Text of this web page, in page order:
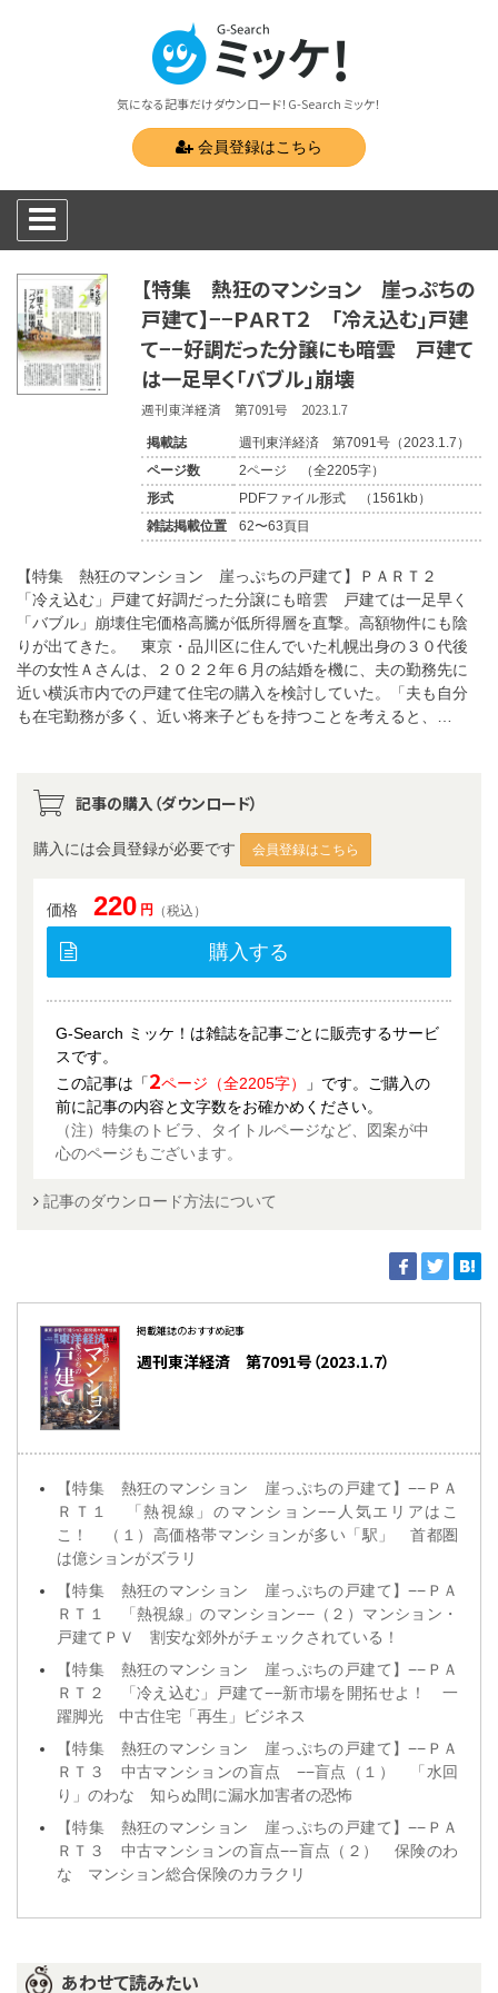
気になる記事だけダウンロード！G-Search ミッケ！
会員登録はこちら
【特集 熱狂のマンション 崖っぷちの
戸建て】−−ＰＡＲＴ２ 「冷え込む」戸建
て−−好調だった分譲にも暗雲 戸建て
は一足早く「バブル」崩壊
週刊東洋経済 第7091号 2023.1.7
掲載誌
週刊東洋経済 第7091号（2023.1.7）
ページ数
2ページ （全2205字）
形式
PDFファイル形式 （1561kb）
雑誌掲載位置
62〜63頁目
【特集 熱狂のマンション 崖っぷちの戸建て】ＰＡＲＴ２
「冷え込む」戸建て好調だった分譲にも暗雲 戸建ては一足早く
「バブル」崩壊住宅価格高騰が低所得層を直撃。高額物件にも陰
りが出てきた。 東京・品川区に住んでいた札幌出身の３０代後
半の女性Ａさんは、２０２２年６月の結婚を機に、夫の勤務先に
近い横浜市内での戸建て住宅の購入を検討していた。「夫も自分
も在宅勤務が多く、近い将来子どもを持つことを考えると、…
記事の購入（ダウンロード）
購入には会員登録が必要です 会員登録はこちら
価格 220 円 （税込）
購入する
G-Search ミッケ！は雑誌を記事ごとに販売するサービ
スです。
この記事は「2ページ（全2205字）
」です。ご購入の
前に記事の内容と文字数をお確かめください。
（注）特集のトビラ、タイトルページなど、図案が中
心のページもございます。
記事のダウンロード方法について
掲載雑誌のおすすめ記事
週刊東洋経済 第7091号（2023.1.7）
【特集 熱狂のマンション 崖っぷちの戸建て】−−ＰＡ
ＲＴ１ 「熱視線」のマンション−−人気エリアはこ
こ！ （１）高価格帯マンションが多い「駅」 首都圏
は億ションがズラリ
【特集 熱狂のマンション 崖っぷちの戸建て】−−ＰＡ
ＲＴ１ 「熱視線」のマンション−−（２）マンション・
戸建てＰＶ 割安な郊外がチェックされている！
【特集 熱狂のマンション 崖っぷちの戸建て】−−ＰＡ
ＲＴ２ 「冷え込む」戸建て−−新市場を開拓せよ！ 一
躍脚光 中古住宅「再生」ビジネス
【特集 熱狂のマンション 崖っぷちの戸建て】−−ＰＡ
ＲＴ３ 中古マンションの盲点 −−盲点（１） 「水回
り」のわな 知らぬ間に漏水加害者の恐怖
【特集 熱狂のマンション 崖っぷちの戸建て】−−ＰＡ
ＲＴ３ 中古マンションの盲点−−盲点（２） 保険のわ
な マンション総合保険のカラクリ
あわせて読みたい